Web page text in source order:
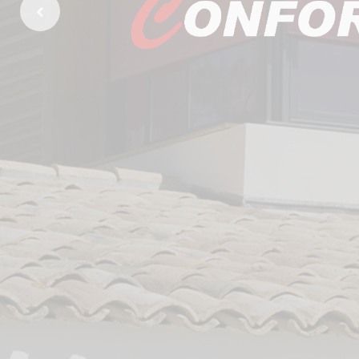
Previous Slide